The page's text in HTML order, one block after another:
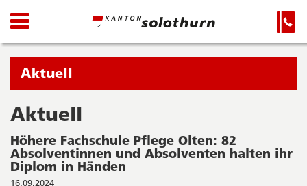
Kanton
Solothurn
Wichtige
Seiten
Startseite
Hauptnavigation
Inhalt
Sitemap
Suche
Navigation
und
Suche
Navigation
Sie
befinden
sich
in:
Aktuell
Aktuell
Höhere Fachschule Pflege Olten: 82
Absolventinnen und Absolventen halten ihr
Diplom in Händen
16.09.2024